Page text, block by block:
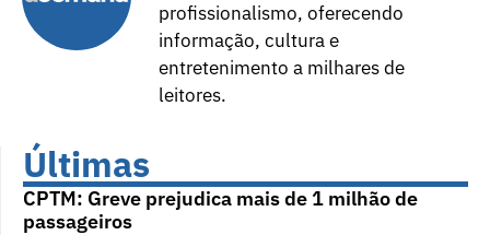
profissionalismo, oferecendo
informação, cultura e
entretenimento a milhares de
leitores.
Últimas
CPTM: Greve prejudica mais de 1 milhão de
passageiros